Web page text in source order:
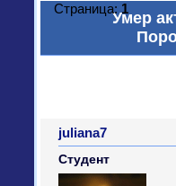
Умер
Страница: 1
juliana7
Студент